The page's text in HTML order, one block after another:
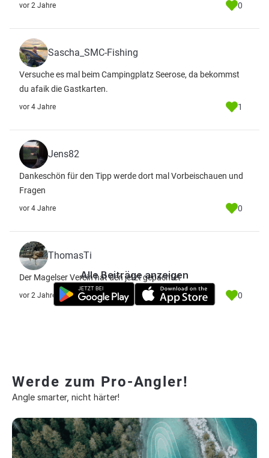
vor 2 Jahre 0
Sascha_SMC-Fishing
Versuche es mal beim Campingplatz Seerose, da bekommst
du afaik die Gastkarten.
vor 4 Jahre 1
Jens82
Dankeschön für den Tipp werde dort mal Vorbeischauen und
Fragen
vor 4 Jahre 0
ThomasTi
Der Magelser Verein hat den jetzt gepachtet
vor 2 Jahre 0
Alle Beiträge anzeigen
Werde zum Pro-Angler!
Angle smarter, nicht härter!